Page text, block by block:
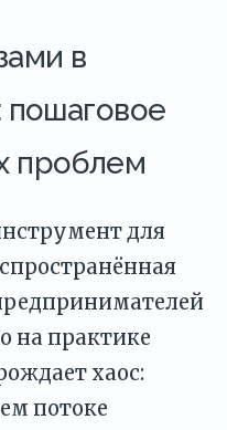
в
пошаговое
проблем
для
на практике
хаос:
потоке